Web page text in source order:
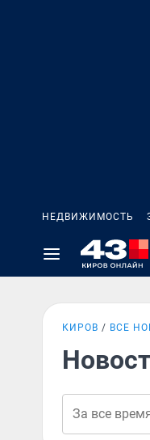
НЕДВИЖИМОСТЬ
КИРОВ ВСЕ